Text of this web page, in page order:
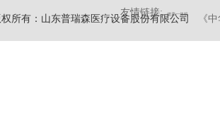
友情链接: 健康一体机
权所有：山东普瑞森医疗设备股份有限公司 《